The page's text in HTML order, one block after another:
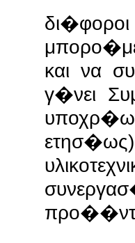
και να
γ�νει